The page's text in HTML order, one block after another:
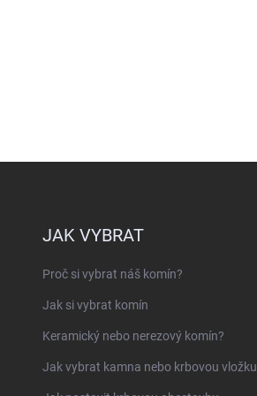
JAK VYBRAT
Proč si vybrat náš komín?
Jak si vybrat komín
Keramický nebo nerezový komín?
Jak vybrat kamna nebo krbovou vložku